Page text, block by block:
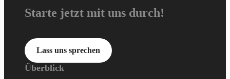
Starte jetzt mit uns durch!
Lass uns sprechen
Überblick